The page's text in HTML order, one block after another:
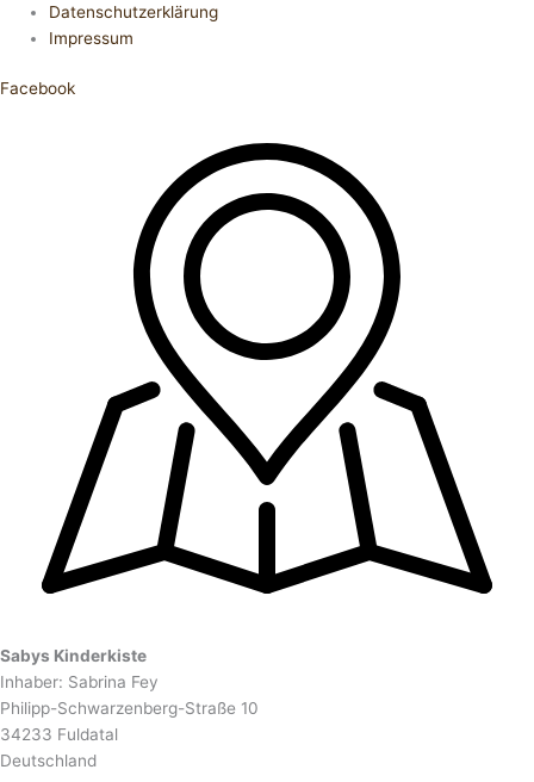
Datenschutzerklärung
Impressum
Facebook
Sabys Kinderkiste
Inhaber: Sabrina Fey
Philipp-Schwarzenberg-Straße 10
34233 Fuldatal
Deutschland